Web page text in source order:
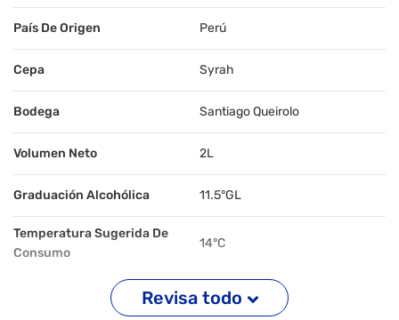
País De Origen Perú
Cepa Syrah
Bodega Santiago Queirolo
Volumen Neto 2L
Graduación Alcohólica 11.5°GL
Temperatura Sugerida De
Consumo
14°C
Revisa todo